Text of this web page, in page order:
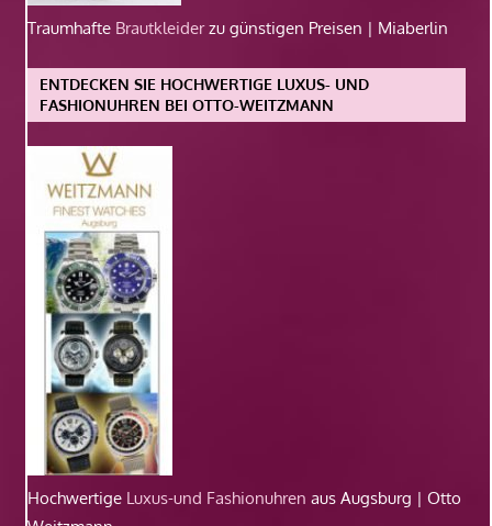
Traumhafte Brautkleiderzu günstigen Preisen | Miaberlin
ENTDECKEN SIE HOCHWERTIGE LUXUS- UND
FASHIONUHREN BEI OTTO-WEITZMANN
Hochwertige Luxus-und Fashionuhren aus Augsburg | Otto